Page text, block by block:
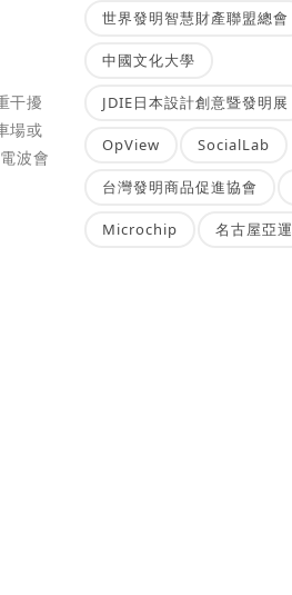
干擾
場或
波會
世界發明智慧財產聯盟總會
中國文化大學
JDIE日本設計創意暨發明展
OpView SocialLab
台灣發明商品促進協會
Microchip 名古屋亞運